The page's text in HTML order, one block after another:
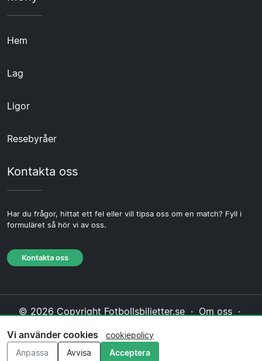
Hem
Lag
Ligor
Resebyråer
Kontakta oss
Har du frågor, hittat ett fel eller vill tipsa oss om en match? Fyll i
formuläret så hör vi av oss.
Kontakta oss
© 2026 Copyright Fotbollsbiljetter.se · Om oss ·
Redaktionell policy
Vi använder cookies
cookiepolicy
Anpassa
Avvisa Acceptera